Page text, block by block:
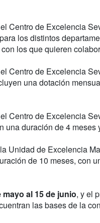
Centro de Excelencia
los distintos
los que quieren
Centro de Excelencia
una dotación
Centro de Excelencia
una duración de 4
Unidad de Excelencia
de 10 meses, con
al 15 de junio, y el
las bases de la